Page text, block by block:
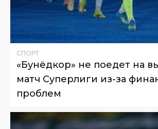
СПОРТ
«Бунёдкор» не поедет на
матч Суперлиги из-за
проблем